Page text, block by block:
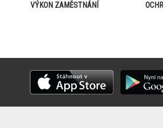
VÝKON ZAMĚSTNÁNÍ